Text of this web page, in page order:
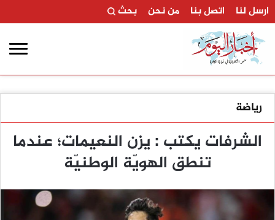
ارسل لنا اتصل بنا من نحن بحث
رياضة
الشرفات يكتب : يزن النعيمات؛ عندما
تنطق الهويّة الوطنيّة